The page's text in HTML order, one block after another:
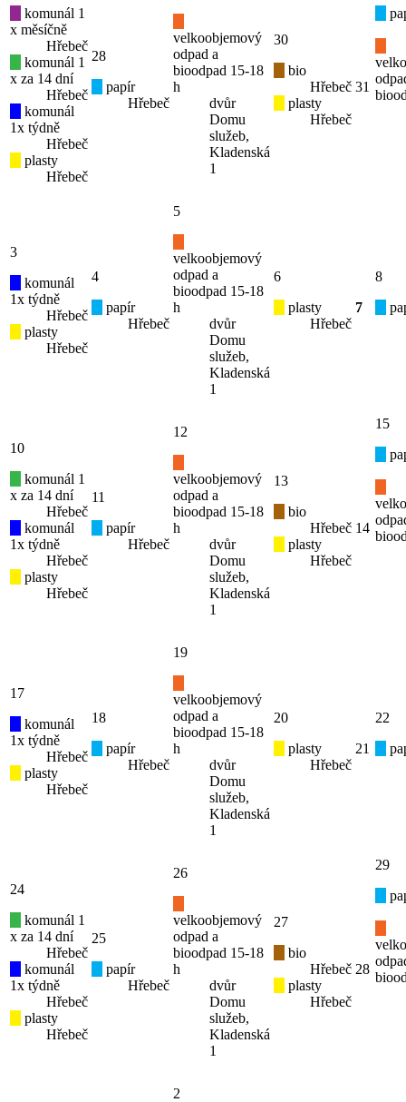
komunál 1
x měsíčně
Hřebeč
komunál 1
x za 14 dní
Hřebeč
komunál
1x týdně
Hřebeč
plasty
Hřebeč
28
papír
Hřebeč
velkoobjemový
odpad a
bioodpad 15-18
h
dvůr
Domu
služeb,
Kladenská
1
30
bio
Hřebeč
plasty
Hřebeč
31
3
komunál
1x týdně
Hřebeč
plasty
Hřebeč
4
papír
Hřebeč
5
velkoobjemový
odpad a
bioodpad 15-18
h
dvůr
Domu
služeb,
Kladenská
1
6
plasty
Hřebeč
7
8
10
komunál 1
x za 14 dní
Hřebeč
komunál
1x týdně
Hřebeč
plasty
Hřebeč
11
papír
Hřebeč
12
velkoobjemový
odpad a
bioodpad 15-18
h
dvůr
Domu
služeb,
Kladenská
1
13
bio
Hřebeč
plasty
Hřebeč
14
15
17
komunál
1x týdně
Hřebeč
plasty
Hřebeč
18
papír
Hřebeč
19
velkoobjemový
odpad a
bioodpad 15-18
h
dvůr
Domu
služeb,
Kladenská
1
20
plasty
Hřebeč
21
22
24
komunál 1
x za 14 dní
Hřebeč
komunál
1x týdně
Hřebeč
plasty
Hřebeč
25
papír
Hřebeč
26
velkoobjemový
odpad a
bioodpad 15-18
h
dvůr
Domu
služeb,
Kladenská
1
27
bio
Hřebeč
plasty
Hřebeč
28
29
2